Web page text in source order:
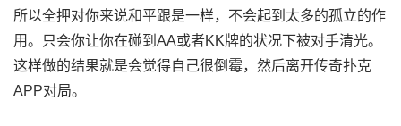
所以全押对你来说和平跟是一样，不会起到太多的孤立的作
用。只会你让你在碰到AA或者KK牌的状况下被对手清光。
这样做的结果就是会觉得自己很倒霉，然后离开传奇扑克
APP对局。